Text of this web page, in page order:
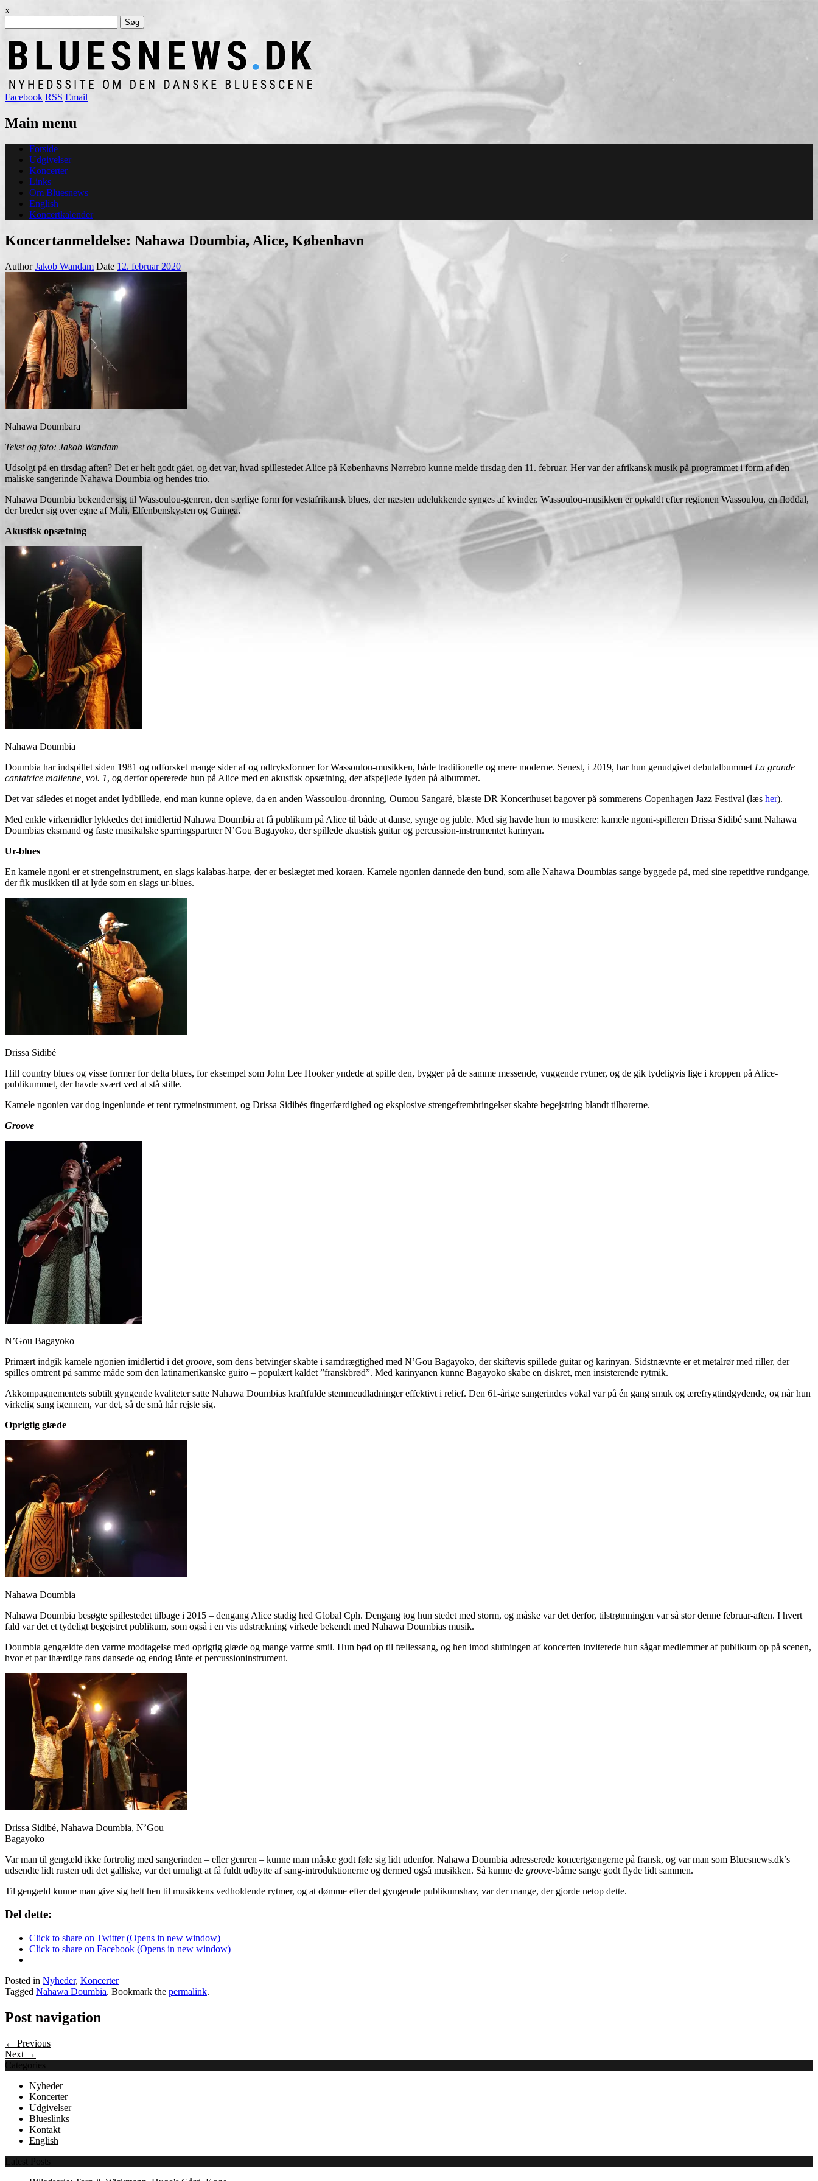
x
efter:
Facebook RSS Email
Main menu
Skip
content
Forside
Udgivelser
Koncerter
Links
Om Bluesnews
English
Koncertkalender
Koncertanmeldelse: Nahawa Doumbia, Alice, København
AuthorJakob Wandam Date 12. februar 2020
Nahawa Doumbara
Tekst og foto: Jakob Wandam
Udsolgt på en tirsdag aften? Det er helt godt gået, og det var, hvad spillestedet Alice på Københavns Nørrebro kunne melde tirsdag den 11. februar. Her var der afrikansk musik på programmet i form af den
maliske sangerinde Nahawa Doumbia og hendes trio.
Nahawa Doumbia bekender sig til Wassoulou-genren, den særlige form for vestafrikansk blues, der næsten udelukkende synges af kvinder. Wassoulou-musikken er opkaldt efter regionen Wassoulou, en floddal,
der breder sig over egne af Mali, Elfenbenskysten og Guinea.
Akustisk opsætning
Nahawa Doumbia
Doumbia har indspillet siden 1981 og udforsket mange sider af og udtryksformer for Wassoulou-musikken, både traditionelle og mere moderne. Senest, i 2019, har hun genudgivet debutalbummet La grande
cantatrice malienne, vol. 1, og derfor opererede hun på Alice med en akustisk opsætning, der afspejlede lyden på albummet.
Det var således et noget andet lydbillede, end man kunne opleve, da en anden Wassoulou-dronning, Oumou Sangaré, blæste DR Koncerthuset bagover på sommerens Copenhagen Jazz Festival (læs her).
Med enkle virkemidler lykkedes det imidlertid Nahawa Doumbia at få publikum på Alice til både at danse, synge og juble. Med sig havde hun to musikere: kamele ngoni-spilleren Drissa Sidibé samt Nahawa
Doumbias eksmand og faste musikalske sparringspartner N’Gou Bagayoko, der spillede akustisk guitar og percussion-instrumentet karinyan.
Ur-blues
En kamele ngoni er et strengeinstrument, en slags kalabas-harpe, der er beslægtet med koraen. Kamele ngonien dannede den bund, som alle Nahawa Doumbias sange byggede på, med sine repetitive rundgange,
der fik musikken til at lyde som en slags ur-blues.
Drissa Sidibé
Hill country blues og visse former for delta blues, for eksempel som John Lee Hooker yndede at spille den, bygger på de samme messende, vuggende rytmer, og de gik tydeligvis lige i kroppen på Alice-
publikummet, der havde svært ved at stå stille.
Kamele ngonien var dog ingenlunde et rent rytmeinstrument, og Drissa Sidibés fingerfærdighed og eksplosive strengefrembringelser skabte begejstring blandt tilhørerne.
Groove
N’Gou Bagayoko
Primært indgik kamele ngonien imidlertid i det groove, som dens betvinger skabte i samdrægtighed med N’Gou Bagayoko, der skiftevis spillede guitar og karinyan. Sidstnævnte er et metalrør med riller, der
spilles omtrent på samme måde som den latinamerikanske guiro – populært kaldet ”franskbrød”. Med karinyanen kunne Bagayoko skabe en diskret, men insisterende rytmik.
Akkompagnementets subtilt gyngende kvaliteter satte Nahawa Doumbias kraftfulde stemmeudladninger effektivt i relief. Den 61-årige sangerindes vokal var på én gang smuk og ærefrygtindgydende, og når hun
virkelig sang igennem, var det, så de små hår rejste sig.
Oprigtig glæde
Nahawa Doumbia
Nahawa Doumbia besøgte spillestedet tilbage i 2015 – dengang Alice stadig hed Global Cph. Dengang tog hun stedet med storm, og måske var det derfor, tilstrømningen var så stor denne februar-aften. I hvert
fald var det et tydeligt begejstret publikum, som også i en vis udstrækning virkede bekendt med Nahawa Doumbias musik.
Doumbia gengældte den varme modtagelse med oprigtig glæde og mange varme smil. Hun bød op til fællessang, og hen imod slutningen af koncerten inviterede hun sågar medlemmer af publikum op på scenen,
hvor et par ihærdige fans dansede og endog lånte et percussioninstrument.
Drissa Sidibé, Nahawa Doumbia, N’Gou
Bagayoko
Var man til gengæld ikke fortrolig med sangerinden – eller genren – kunne man måske godt føle sig lidt udenfor. Nahawa Doumbia adresserede koncertgængerne på fransk, og var man som Bluesnews.dk’s
udsendte lidt rusten udi det galliske, var det umuligt at få fuldt udbytte af sang-introduktionerne og dermed også musikken. Så kunne de groove-bårne sange godt flyde lidt sammen.
Til gengæld kunne man give sig helt hen til musikkens vedholdende rytmer, og at dømme efter det gyngende publikumshav, var der mange, der gjorde netop dette.
Del dette:
Click to share on Twitter (Opens in new window)
Click to share on Facebook (Opens in new window)
Posted in Nyheder, Koncerter
Tagged Nahawa Doumbia. Bookmark the permalink.
Post navigation
← Previous
Next →
Categories
Nyheder
Koncerter
Udgivelser
Blueslinks
Kontakt
English
Latest Posts